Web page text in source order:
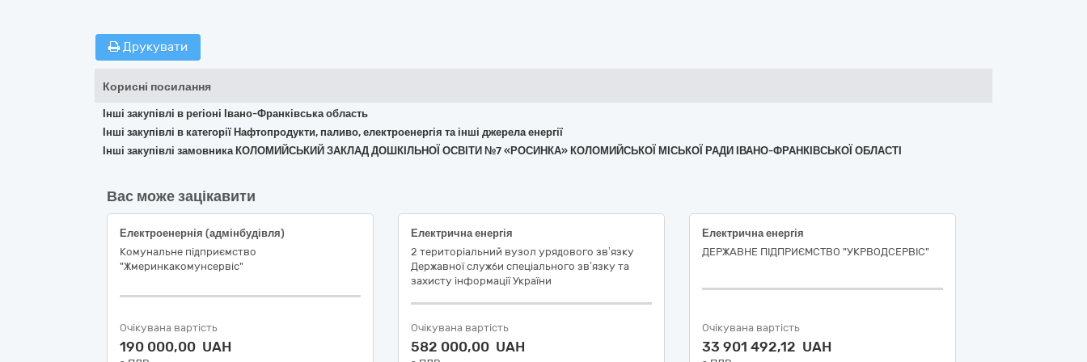
Друкувати
Корисні посилання
Інші закупівлі в регіоні Івано-Франківська область
Інші закупівлі в категорії Нафтопродукти, паливо, електроенергія та інші джерела енергії
Інші закупівлі замовника КОЛОМИЙСЬКИЙ ЗАКЛАД ДОШКІЛЬНОЇ ОСВІТИ №7 «РОСИНКА» КОЛОМИЙСЬКОЇ МІСЬКОЇ РАДИ ІВАНО-ФРАНКІВСЬКОЇ ОБЛАСТІ
Вас може зацікавити
Електроенернія (адмінбудівля)
Комунальне підприємство
"Жмеринкакомунсервіс"
Очікувана вартість
190 000,00 UAH
Електрична енергія
2 територіальний вузол урядового зв’язку
Державної служби спеціального зв’язку та
захисту інформації України
Очікувана вартість
582 000,00 UAH
Електрична енергія
ДЕРЖАВНЕ ПІДПРИЄМСТВО "УКРВОДСЕРВІС"
Очікувана вартість
33 901 492,12 UAH